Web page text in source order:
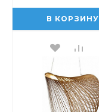
В КОРЗИНУ